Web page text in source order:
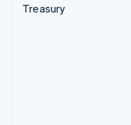
Treasury